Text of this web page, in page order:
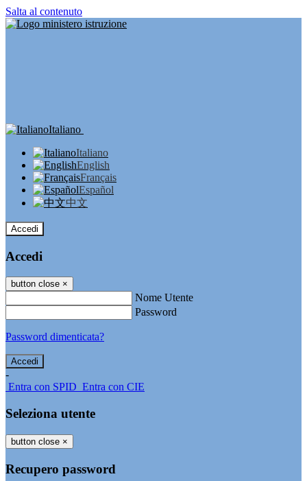
Salta al contenuto
Italiano
Italiano
English
Français
Español
中文
Accedi
Accedi
button close ×
Nome Utente
Password
Password dimenticata?
-
Entra con SPID Entra con CIE
Seleziona utente
button close ×
Recupero password